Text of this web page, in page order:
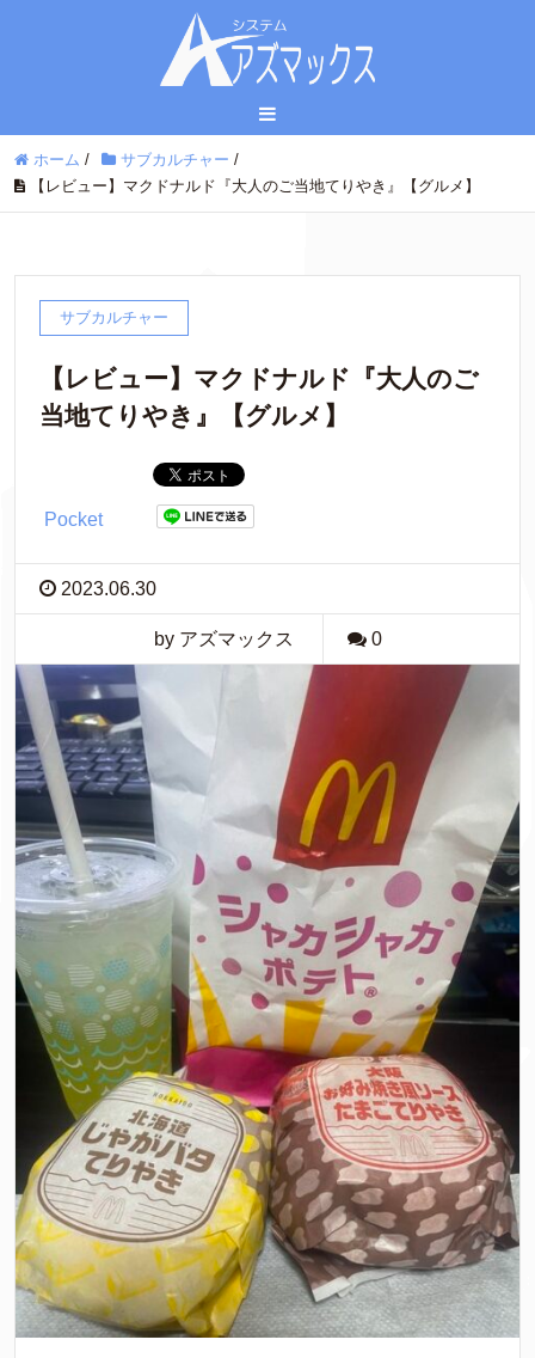
ホーム / サブカルチャー /
【レビュー】マクドナルド『大人のご当地てりやき』【グルメ】
サブカルチャー
【レビュー】マクドナルド『大人のご
当地てりやき』【グルメ】
Pocket
2023.06.30
by アズマックス 0